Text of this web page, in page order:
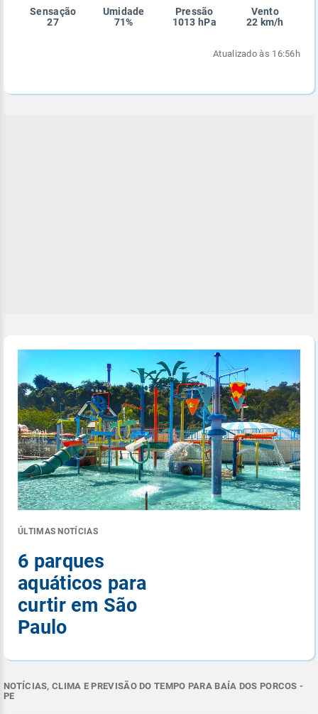
Sensação
27
Umidade
71%
Pressão
1013 hPa
Vento
22 km/h
Atualizado às 16:56h
ÚLTIMAS NOTÍCIAS
6 parques
aquáticos para
curtir em São
Paulo
NOTÍCIAS, CLIMA E PREVISÃO DO TEMPO PARA BAÍA DOS PORCOS -
PE
Enviar
Enviar
Enviar
Enviar
Enviar